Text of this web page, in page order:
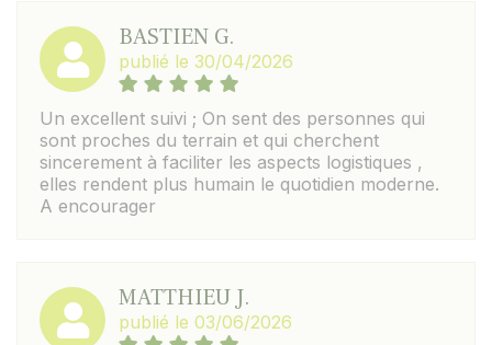
BASTIEN G.
publié le 30/04/2026
Un excellent suivi ; On sent des personnes qui
sont proches du terrain et qui cherchent
sincerement à faciliter les aspects logistiques ,
elles rendent plus humain le quotidien moderne.
A encourager
MATTHIEU J.
publié le 03/06/2026